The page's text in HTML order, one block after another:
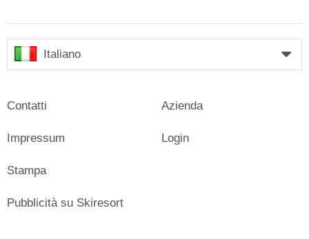
Italiano
Contatti
Impressum
Stampa
Azienda
Login
Pubblicità su Skiresort